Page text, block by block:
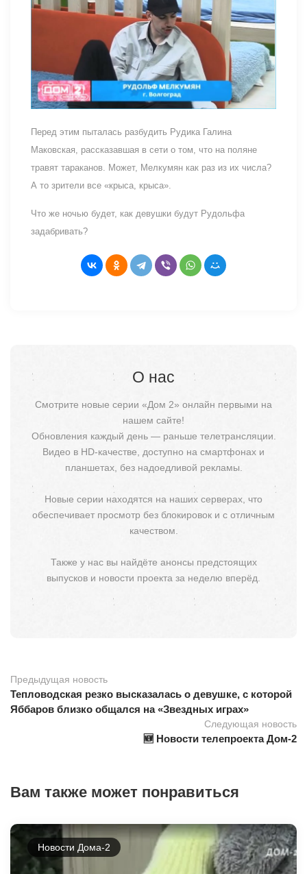
Перед этим пыталась разбудить Рудика Галина
Маковская, рассказавшая в сети о том, что на поляне
травят тараканов. Может, Мелкумян как раз из их числа?
А то зрители все «крыса, крыса».
Что же ночью будет, как девушки будут Рудольфа
задабривать?
О нас
Смотрите новые серии «Дом 2» онлайн первыми на
нашем сайте!
Обновления каждый день — раньше телетрансляции.
Видео в HD-качестве, доступно на смартфонах и
планшетах, без надоедливой рекламы.
Новые серии находятся на наших серверах, что
обеспечивает просмотр без блокировок и с отличным
качеством.
Также у нас вы найдёте анонсы предстоящих
выпусков и новости проекта за неделю вперёд.
Предыдущая новость
Тепловодская резко высказалась о девушке, с которой
Яббаров близко общался на «Звездных играх»
Следующая новость
🆕 Новости телепроекта Дом-2
Вам также может понравиться
Новости Дома-2